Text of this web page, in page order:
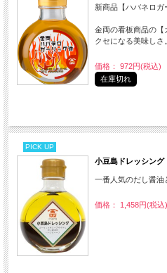
新商品【ハバネロガ
金両の看板商品の【
クセになる美味しさ
価格： 972円(税込)
在庫切れ
PICK UP
小豆島ドレッシン
一番人気のだし醤油
価格： 1,458円(税込)